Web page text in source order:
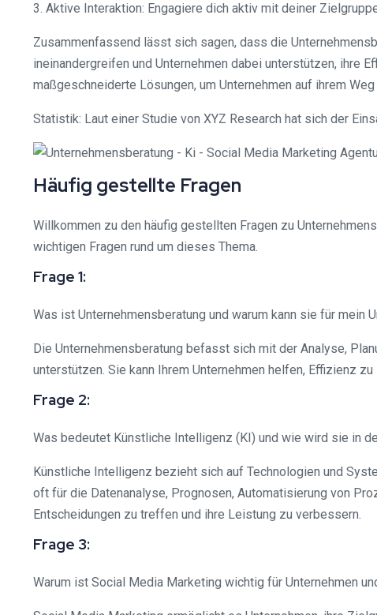
3. Aktive Interaktion: Engagiere dich aktiv mit deiner
Zusammenfassend lässt sich sagen, dass die
ineinandergreifen und Unternehmen dabei unterstützen, ihre
maßgeschneiderte Lösungen, um Unternehmen auf ihrem
Statistik: Laut einer Studie von XYZ Research hat sich der
Häufig gestellte Fragen
Willkommen zu den häufig gestellten Fragen zu
wichtigen Fragen rund um dieses Thema.
Frage 1:
Was ist Unternehmensberatung und warum kann sie für mein
Die Unternehmensberatung befasst sich mit der Analyse,
unterstützen. Sie kann Ihrem Unternehmen helfen, Effizienz
Frage 2:
Was bedeutet Künstliche Intelligenz (KI) und wie wird sie in
Künstliche Intelligenz bezieht sich auf Technologien und
oft für die Datenanalyse, Prognosen, Automatisierung von
Entscheidungen zu treffen und ihre Leistung zu verbessern.
Frage 3:
Warum ist Social Media Marketing wichtig für Unternehmen